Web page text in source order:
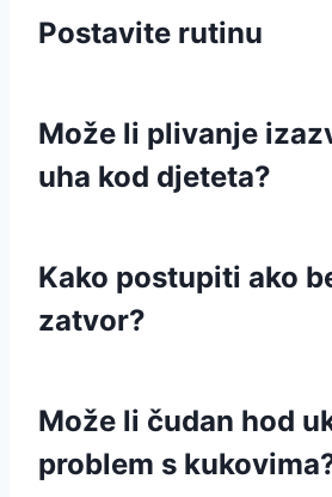
Postavite rutinu
Može li plivanje
uha kod djeteta?
Kako postupiti ako
zatvor?
Može li čudan hod
problem s